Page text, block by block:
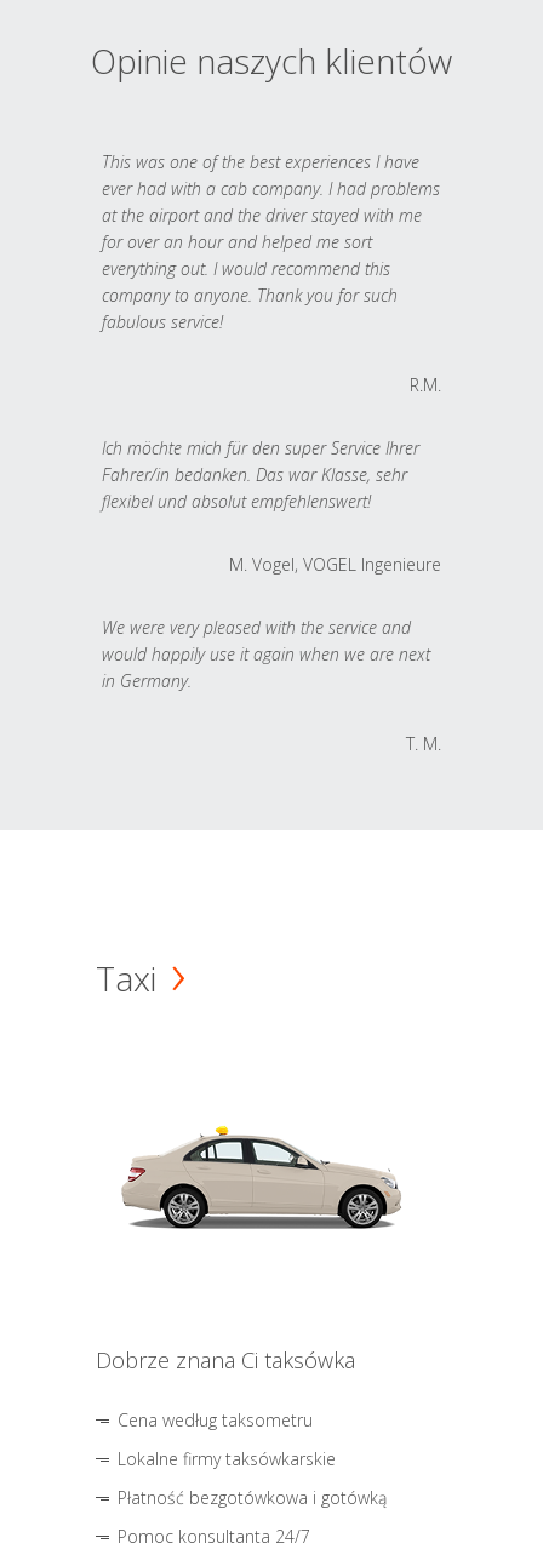
Opinie naszych klientów
This was one of the best experiences I have
ever had with a cab company. I had problems
at the airport and the driver stayed with me
for over an hour and helped me sort
everything out. I would recommend this
company to anyone. Thank you for such
fabulous service!
R.M.
Ich möchte mich für den super Service Ihrer
Fahrer/in bedanken. Das war Klasse, sehr
flexibel und absolut empfehlenswert!
M. Vogel, VOGEL Ingenieure
We were very pleased with the service and
would happily use it again when we are next
in Germany.
T. M.
Taxi
Dobrze znana Ci taksówka
Cena według taksometru
Lokalne firmy taksówkarskie
Płatność bezgotówkowa i gotówką
Pomoc konsultanta 24/7